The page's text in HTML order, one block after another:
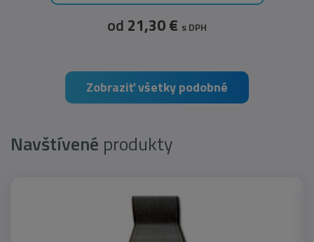
od 21,30 € s DPH
Zobraziť všetky podobné
Navštívené produkty